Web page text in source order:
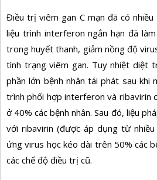
Điều trị viêm gan C mạn đã có
liệu trình interferon ngắn hạn đã
trong huyết thanh, giảm nồng độ
tình trạng viêm gan. Tuy nhiệt diệt
phần lớn bệnh nhân tái phát sau khi
trình phối hợp interferon và ribavirin
ở 40% các bệnh nhân. Sau đó, liệu
với ribavirin (được áp dụng từ
ứng virus học kéo dài trên 50% các
các chế độ điều trị cũ.